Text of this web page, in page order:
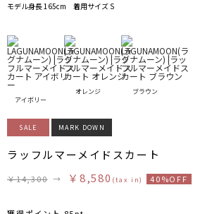
モデル身長 165cm 着用サイズ S
アイボリー
オレンジ ブラウン
SALE MARK DOWN
ラッフルマーメイドスカート
￥14,300 → ￥8,580 (tax in) 40%OFF